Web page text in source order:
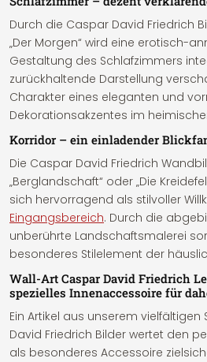
Durch die Caspar David Friedrich
„Der Morgen“ wird eine erotisch-
Gestaltung des Schlafzimmers
zurückhaltende Darstellung
Charakter eines eleganten und
Dekorationsakzentes im
Korridor – ein einladender
Die Caspar David Friedrich
„Berglandschaft“ oder „Die
sich hervorragend als stilvoller
Eingangsbereich. Durch die
unberührte Landschaftsmalerei
besonderes Stilelement der
Wall-Art Caspar David Friedrich
spezielles Innenaccessoire für
Ein Artikel aus unserem
David Friedrich Bilder wertet den
als besonderes Accessoire